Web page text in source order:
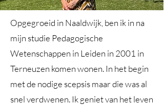
Opgegroeid in Naaldwijk, ben ik in na
mijn studie Pedagogische
Wetenschappen in Leiden in 2001 in
Terneuzen komen wonen. In het begin
met de nodige scepsis maar die was al
snel verdwenen. Ik geniet van het leven